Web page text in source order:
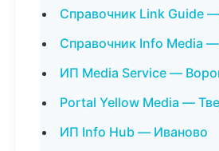
Справочник Link Guide
Справочник Info Media
ИП Media Service —
Portal Yellow Media —
ИП Info Hub — Иваново